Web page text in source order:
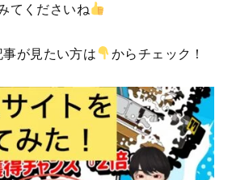
てくださいね
が見たい方は からチェック！